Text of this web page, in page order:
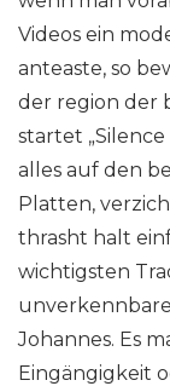
Videos ein
anteaste, so
der region der
startet
alles auf den
Platten,
thrasht halt
wichtigsten
Johannes. Es
Eingängigkeit